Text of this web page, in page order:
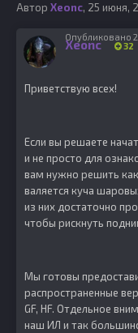
Автор Xeonc, 25 июня,
Xeonc 32
Опубликовано
Приветствую всех!
Если вы решаете
и не просто для
вам нужно решить
валяется куча
из них достаточно
чтобы рискнуть
Мы готовы
распространенные
GF, HF. Отдельное
наш ИЛ и так